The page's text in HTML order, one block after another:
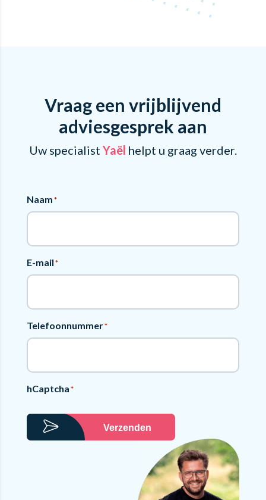
Vraag een vrijblijvend
adviesgesprek aan
Uw specialist Yaël helpt u graag verder.
Naam*
E-mail*
Telefoonnummer*
hCaptcha*
Verzenden